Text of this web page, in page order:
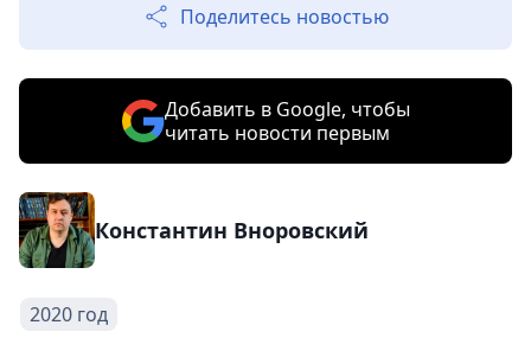
Поделитесь новостью
Добавить в Google, чтобы
читать новости первым
Константин Вноровский
2020 год